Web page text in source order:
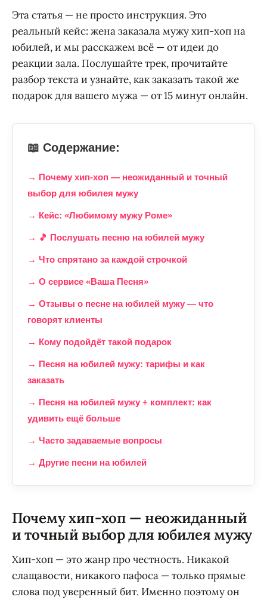
Эта статья — не просто инструкция. Это
реальный кейс: жена заказала мужу хип-хоп на
юбилей, и мы расскажем всё — от идеи до
реакции зала. Послушайте трек, прочитайте
разбор текста и узнайте, как заказать такой же
подарок для вашего мужа — от 15 минут онлайн.
📖 Содержание:
→ Почему хип-хоп — неожиданный и точный
выбор для юбилея мужу
→ Кейс: «Любимому мужу Роме»
→ 🎵 Послушать песню на юбилей мужу
→ Что спрятано за каждой строчкой
→ О сервисе «Ваша Песня»
→ Отзывы о песне на юбилей мужу — что
говорят клиенты
→ Кому подойдёт такой подарок
→ Песня на юбилей мужу: тарифы и как
заказать
→ Песня на юбилей мужу + комплект: как
удивить ещё больше
→ Часто задаваемые вопросы
→ Другие песни на юбилей
Почему хип-хоп — неожиданный
и точный выбор для юбилея мужу
Хип-хоп — это жанр про честность. Никакой
слащавости, никакого пафоса — только прямые
слова под уверенный бит. Именно поэтому он